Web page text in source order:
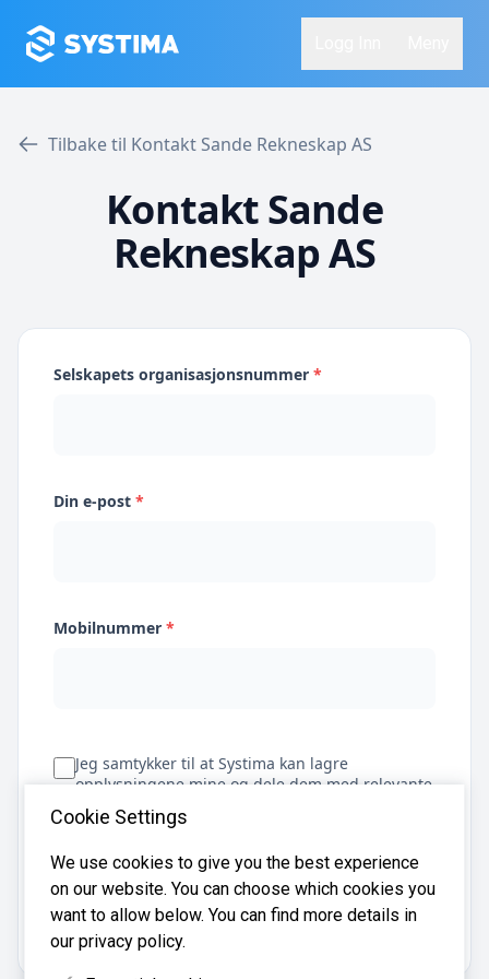
Tilbake til Kontakt Sande Rekneskap AS
Kontakt Sande
Rekneskap AS
Selskapets organisasjonsnummer *
Din e-post *
Mobilnummer *
Jeg samtykker til at Systima kan lagre
opplysningene mine og dele dem med relevante
regnskapsbyråer for å hjelpe meg å finne
regnskapsfører
Få tilbud
Cookie Settings
We use cookies to give you the best experience
on our website. You can choose which cookies you
want to allow below. You can find more details in
our privacy policy.